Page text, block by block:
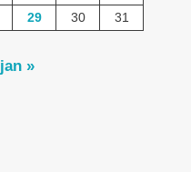
29 30 31
jan »